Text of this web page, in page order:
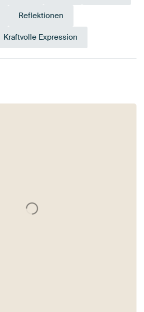
Reflektionen
Kraftvolle Expression